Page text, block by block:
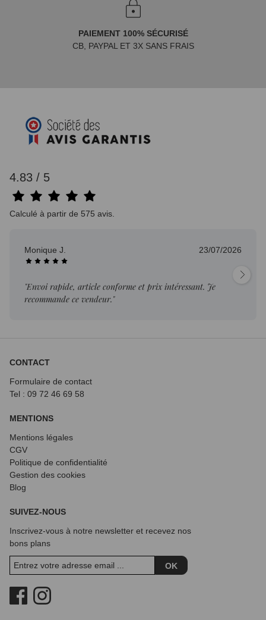
PAIEMENT 100% SÉCURISÉ
CB, PAYPAL ET 3X SANS FRAIS
4.83 / 5
Calculé à partir de 575 avis.
Monique J. 23/07/2026
"Envoi rapide, article conforme et prix intéressant. Je
recommande ce vendeur."
CONTACT
Formulaire de contact
Tel : 09 72 46 69 58
MENTIONS
Mentions légales
CGV
Politique de confidentialité
Gestion des cookies
Blog
SUIVEZ-NOUS
Inscrivez-vous à notre newsletter et recevez nos
bons plans
OK